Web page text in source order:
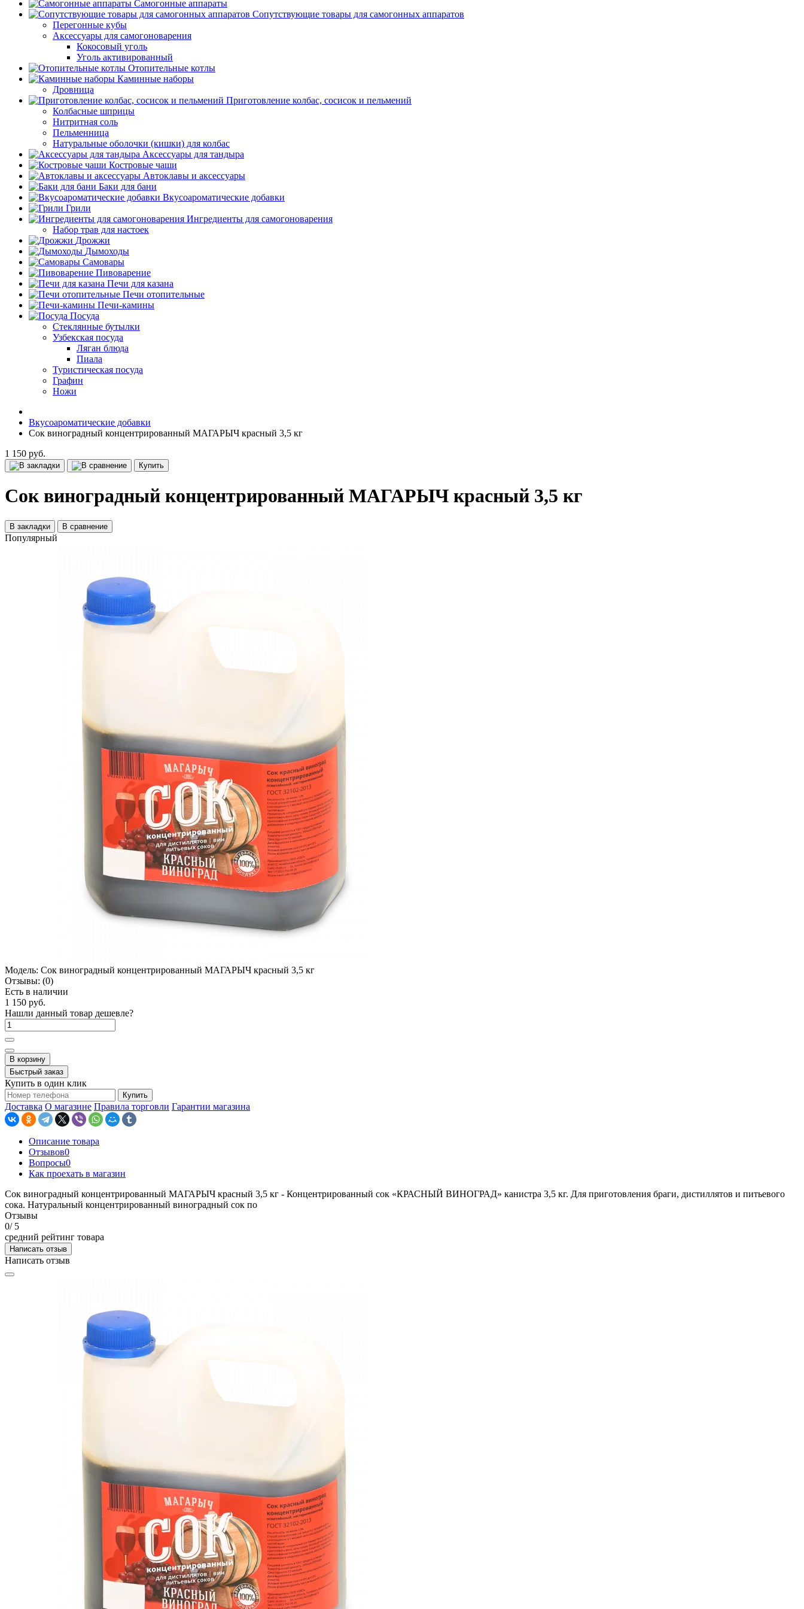
Самогонные аппараты
Сопутствующие товары для самогонных аппаратов
Перегонные кубы
Аксессуары для самогоноварения
Кокосовый уголь
Уголь активированный
Отопительные котлы
Каминные наборы
Дровница
Приготовление колбас, сосисок и пельмений
Колбасные шприцы
Нитритная соль
Пельменница
Натуральные оболочки (кишки) для колбас
Аксессуары для тандыра
Костровые чаши
Автоклавы и аксессуары
Баки для бани
Вкусоароматические добавки
Грили
Ингредиенты для самогоноварения
Набор трав для настоек
Дрожжи
Дымоходы
Самовары
Пивоварение
Печи для казана
Печи отопительные
Печи-камины
Посуда
Стеклянные бутылки
Узбекская посуда
Ляган блюда
Пиала
Туристическая посуда
Графин
Ножи
Вкусоароматические добавки
Сок виноградный концентрированный МАГАРЫЧ красный 3,5 кг
1 150 руб.
Купить
Сок виноградный концентрированный МАГАРЫЧ красный 3,5 кг
В закладки В сравнение
Популярный
Модель: Сок виноградный концентрированный МАГАРЫЧ красный 3,5 кг
Отзывы: (0)
Есть в наличии
1 150 руб.
Нашли данный товар дешевле?
В корзину
Быстрый заказ
Купить в один клик
Купить
Доставка О магазине Правила торговли Гарантии магазина
Описание товара
Отзывов0
Вопросы0
Как проехать в магазин
Сок виноградный концентрированный МАГАРЫЧ красный 3,5 кг - Концентрированный сок «КРАСНЫЙ ВИНОГРАД» канистра 3,5 кг. Для приготовления браги, дистиллятов и питьевого
сока. Натуральный концентрированный виноградный сок по
Отзывы
0/ 5
средний рейтинг товара
Написать отзыв
Написать отзыв